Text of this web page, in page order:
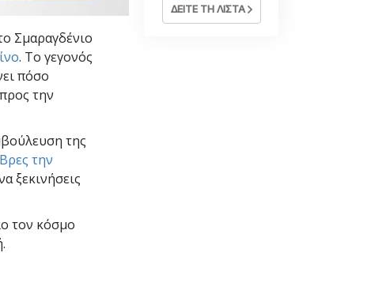
Τα Βασικά Στοιχεία της Οργάνωσης
Σμαραγδένιο
. Το γεγονός
πόσο
την
της
Βρες την
ξεκινήσεις
τον κόσμο
ΔΕΙΤΕ ΤΗ ΛΙΣΤΑ